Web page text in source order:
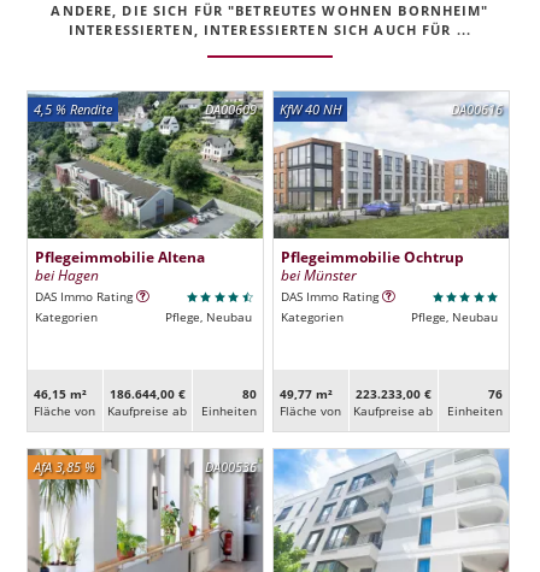
ANDERE, DIE SICH FÜR "BETREUTES WOHNEN BORNHEIM"
INTERESSIERTEN, INTERESSIERTEN SICH AUCH FÜR ...
DA00609
4,5 % Rendite
Pflegeimmobilie Altena
bei Hagen
DAS Immo Rating
Kategorien
Pflege, Neubau
46,15 m²
Fläche von
186.644,00 €
Kaufpreise ab
80
Ein­heiten
DA00616
KfW 40 NH
Pflegeimmobilie Ochtrup
bei Münster
DAS Immo Rating
Kategorien
Pflege, Neubau
49,77 m²
Fläche von
223.233,00 €
Kaufpreise ab
76
Ein­heiten
DA00536
AfA 3,85 %